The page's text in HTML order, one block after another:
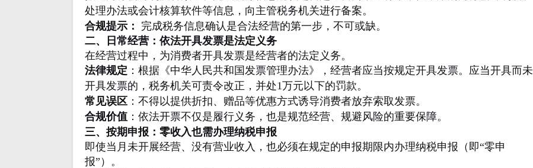
处理办法或会计核算软件等信息，向主管税务机关进行备案。
合规提示：
完成税务信息确认是合法经营的第一步，不可或缺。
二、日常经营：依法开具发票是法定义务
在经营过程中，为消费者开具发票是经营者的法定义务。
法律规定 ：根据《中华人民共和国发票管理办法》，经营者应当按规定开具发票。应当开具而未
开具发票的，税务机关可责令改正，并处1万元以下的罚款。
常见误区 ：不得以提供折扣、赠品等优惠方式诱导消费者放弃索取发票。
合规价值 ：依法开票不仅是履行义务，也是规范经营、规避风险的重要保障。
三、按期申报：零收入也需办理纳税申报
即使当月未开展经营、没有营业收入，也必须在规定的申报期限内办理纳税申报（即“零申
报”）。